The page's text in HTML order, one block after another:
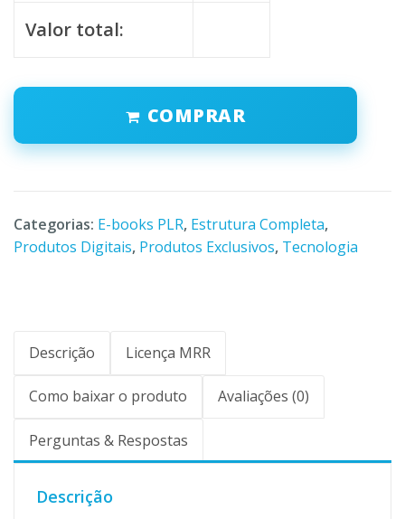
Valor total:
COMPRAR
Categorias: E-books PLR, Estrutura Completa,
Produtos Digitais, Produtos Exclusivos, Tecnologia
Descrição Licença MRR
Como baixar o produto Avaliações (0)
Perguntas & Respostas
Descrição